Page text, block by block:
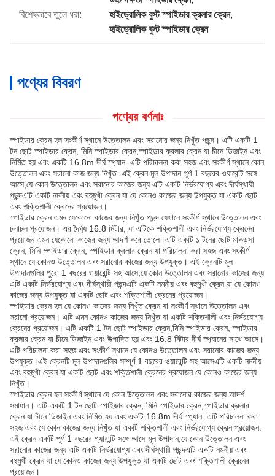
বিশেষভাবে তুলে ধরা:
হাইড্রোলিক বুস্ট স্পাইডার ক্রলার ক্রেন,
হাইড্রোলিক বুস্ট স্পাইডার ক্রেন
পণ্যের বিবরণ
পণ্যের বর্ণনাঃ
স্পাইডার ক্রেন হল সংকীর্ণ স্থানে উত্তোলন এবং সরানোর জন্য নিখুঁত পছন্দ। এটি একটি 1
টন ছোট স্পাইডার ক্রেন, মিনি স্পাইডার ক্রেন,স্পাইডার ক্রলার ক্রেন যা চীনে ডিজাইন এবং
নির্মিত হয় এবং একটি 16.8m দীর্ঘ স্প্যান. এটি পরিচালনা করা সহজ এবং সংকীর্ণ স্থানে কোন
উত্তোলন এবং সরানো কাজ জন্য নিখুঁত. এই ক্রেন মূল উপাদান পূর্ণ 1 বছরের ওয়ারেন্টি সঙ্গে
আসে,যে কোন উত্তোলন এবং সরানোর কাজের জন্য এটি একটি নির্ভরযোগ্য এবং দীর্ঘস্থায়ী
পছন্দএটি একটি নমনীয় এবং বহুমুখী ক্রেন যা যে কোনও কাজের জন্য উপযুক্ত যা একটি ছোট
এবং শক্তিশালী ক্রেনের প্রয়োজন।
স্পাইডার ক্রেন এমন যেকোনো কাজের জন্য নিখুঁত পছন্দ যেখানে সংকীর্ণ স্থানে উত্তোলন এবং
চলাচল প্রয়োজন। এর দৈর্ঘ্য 16.8 মিটার, যা এটিকে শক্তিশালী এবং নির্ভরযোগ্য ক্রেনের
প্রয়োজন এমন যেকোনো কাজের জন্য আদর্শ করে তোলে।এটি একটি ১ টনের ছোট মাকড়সা
ক্রেন, মিনি স্পাইডার ক্রেন, স্পাইডার ক্রলার ক্রেন যা পরিচালনা করা সহজ এবং সংকীর্ণ
স্থানে যে কোনও উত্তোলন এবং সরানোর কাজের জন্য উপযুক্ত। এই ক্রেনটি মূল
উপাদানগুলির পুরো 1 বছরের ওয়ারেন্টি সহ আসে,যে কোন উত্তোলন এবং সরানোর কাজের জন্য
এটি একটি নির্ভরযোগ্য এবং দীর্ঘস্থায়ী পছন্দএটি একটি নমনীয় এবং বহুমুখী ক্রেন যা যে কোনও
কাজের জন্য উপযুক্ত যা একটি ছোট এবং শক্তিশালী ক্রেনের প্রয়োজন।
স্পাইডার ক্রেন হল যে কোনও কাজের জন্য নিখুঁত ক্রেন যা সংকীর্ণ স্থানে উত্তোলন এবং
সরানো প্রয়োজন। এটি এমন কোনও কাজের জন্য নিখুঁত যা একটি শক্তিশালী এবং নির্ভরযোগ্য
ক্রেনের প্রয়োজন। এটি একটি 1 টন ছোট স্পাইডার ক্রেন,মিনি স্পাইডার ক্রেন, স্পাইডার
ক্রলার ক্রেন যা চীনে ডিজাইন এবং উত্পাদিত হয় এবং 16.8 মিটার দীর্ঘ স্প্যানের সাথে আসে।
এটি পরিচালনা করা সহজ এবং সংকীর্ণ স্থানে যে কোনও উত্তোলন এবং সরানোর কাজের জন্য
উপযুক্ত।এই ক্রেনটি মূল উপাদানগুলির সম্পূর্ণ 1 বছরের ওয়ারেন্টি সহ আসেএটি একটি নমনীয়
এবং বহুমুখী ক্রেন যা একটি ছোট এবং শক্তিশালী ক্রেনের প্রয়োজন যে কোনও কাজের জন্য
নিখুঁত।
স্পাইডার ক্রেন হল সংকীর্ণ স্থানে যে কোন উত্তোলন এবং সরানোর কাজের জন্য আদর্শ
সমাধান। এটি একটি 1 টন ছোট স্পাইডার ক্রেন, মিনি স্পাইডার ক্রেন,স্পাইডার ক্রলার
ক্রেন যা চীনে ডিজাইন এবং নির্মিত হয় এবং একটি 16.8m দীর্ঘ স্প্যান. এটি পরিচালনা করা
সহজ এবং যে কোন কাজের জন্য নিখুঁত যা একটি শক্তিশালী এবং নির্ভরযোগ্য ক্রেন প্রয়োজন.
এই ক্রেন একটি পূর্ণ 1 বছরের গ্যারান্টি সঙ্গে আসে মূল উপাদান,যে কোন উত্তোলন এবং
সরানোর কাজের জন্য এটি একটি নির্ভরযোগ্য এবং দীর্ঘস্থায়ী পছন্দএটি একটি নমনীয় এবং
বহুমুখী ক্রেন যা যে কোনও কাজের জন্য উপযুক্ত যা একটি ছোট এবং শক্তিশালী ক্রেনের
প্রয়োজন।